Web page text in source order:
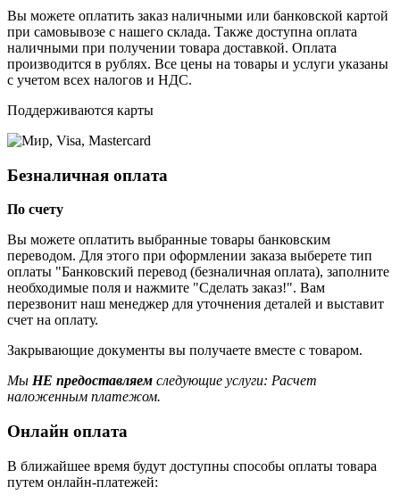
Вы можете оплатить заказ наличными или банковской картой
при самовывозе с нашего склада. Также доступна оплата
наличными при получении товара доставкой. Оплата
производится в рублях. Все цены на товары и услуги указаны
с учетом всех налогов и НДС.
Поддерживаются карты
Безналичная оплата
По счету
Вы можете оплатить выбранные товары банковским
переводом. Для этого при оформлении заказа выберете тип
оплаты "Банковский перевод (безналичная оплата), заполните
необходимые поля и нажмите "Сделать заказ!". Вам
перезвонит наш менеджер для уточнения деталей и выставит
счет на оплату.
Закрывающие документы вы получаете вместе с товаром.
Мы НЕ предоставляем следующие услуги: Расчет
наложенным платежом.
Онлайн оплата
В ближайшее время будут доступны способы оплаты товара
путем онлайн-платежей: